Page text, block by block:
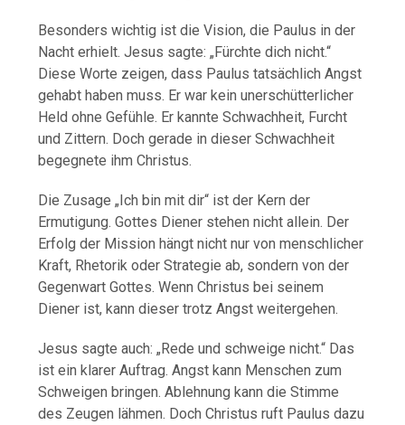
Besonders wichtig ist die Vision, die Paulus in der
Nacht erhielt. Jesus sagte: „Fürchte dich nicht.“
Diese Worte zeigen, dass Paulus tatsächlich Angst
gehabt haben muss. Er war kein unerschütterlicher
Held ohne Gefühle. Er kannte Schwachheit, Furcht
und Zittern. Doch gerade in dieser Schwachheit
begegnete ihm Christus.
Die Zusage „Ich bin mit dir“ ist der Kern der
Ermutigung. Gottes Diener stehen nicht allein. Der
Erfolg der Mission hängt nicht nur von menschlicher
Kraft, Rhetorik oder Strategie ab, sondern von der
Gegenwart Gottes. Wenn Christus bei seinem
Diener ist, kann dieser trotz Angst weitergehen.
Jesus sagte auch: „Rede und schweige nicht.“ Das
ist ein klarer Auftrag. Angst kann Menschen zum
Schweigen bringen. Ablehnung kann die Stimme
des Zeugen lähmen. Doch Christus ruft Paulus dazu